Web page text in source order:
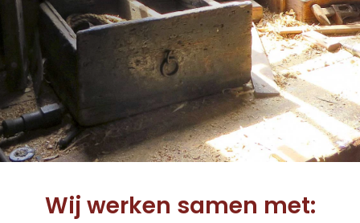
Wij werken samen met: